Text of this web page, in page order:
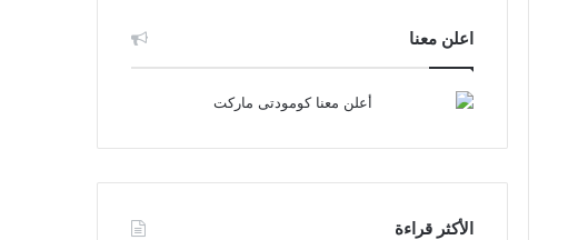
اعلن معنا
الأكثر قراءة